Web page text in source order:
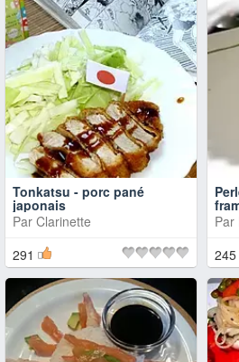
Tonkatsu - porc pané
japonais
Par Clarinette
291
Par
245